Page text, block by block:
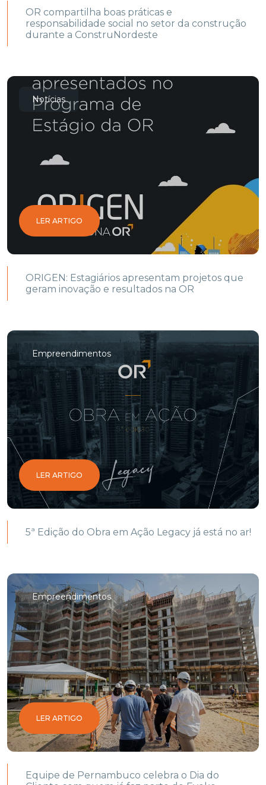
OR compartilha boas práticas e
responsabilidade social no setor da construção
durante a ConstruNordeste
Notícias
LER ARTIGO
ORIGEN: Estagiários apresentam projetos que
geram inovação e resultados na OR
Empreendimentos
LER ARTIGO
5ª Edição do Obra em Ação Legacy já está no ar!
Empreendimentos
LER ARTIGO
Equipe de Pernambuco celebra o Dia do